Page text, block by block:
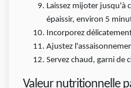
Laissez mijoter jusqu'à
épaissir, environ 5
Incorporez
Ajustez
Servez chaud, garni de
Valeur nutritionnelle